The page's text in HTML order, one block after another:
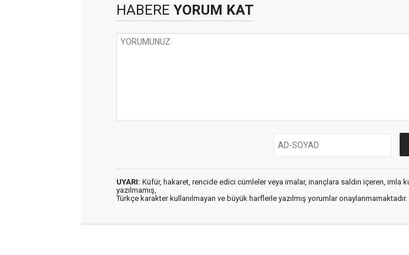
HABERE YORUM KAT
UYARI: Küfür, hakaret, rencide edici cümleler veya imalar, inançlara saldırı içeren, imla
yazılmamış,
Türkçe karakter kullanılmayan ve büyük harflerle yazılmış yorumlar onaylanmamaktadır.